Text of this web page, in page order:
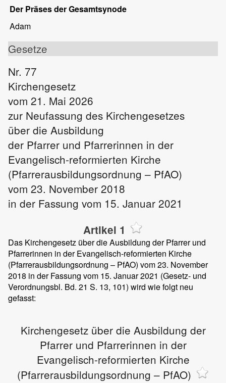
Der Präses der Gesamtsynode
Adam
Gesetze
Nr. 77
Kirchengesetz
vom 21. Mai 2026
zur Neufassung des Kirchengesetzes
über die Ausbildung
der Pfarrer und Pfarrerinnen in der
Evangelisch-reformierten Kirche
(Pfarrerausbildungsordnung – PfAO)
vom 23. November 2018
in der Fassung vom 15. Januar 2021
Artikel 1
Das Kirchengesetz über die Ausbildung der Pfarrer und
Pfarrerinnen in der Evangelisch-reformierten Kirche
(Pfarrerausbildungsordnung – PfAO) vom 23. November
2018 in der Fassung vom 15. Januar 2021 (Gesetz- und
Verordnungsbl. Bd. 21 S. 13, 101) wird wie folgt neu
gefasst:
Kirchengesetz über die Ausbildung der
Pfarrer und Pfarrerinnen in der
Evangelisch-reformierten Kirche
(Pfarrerausbildungsordnung – PfAO)